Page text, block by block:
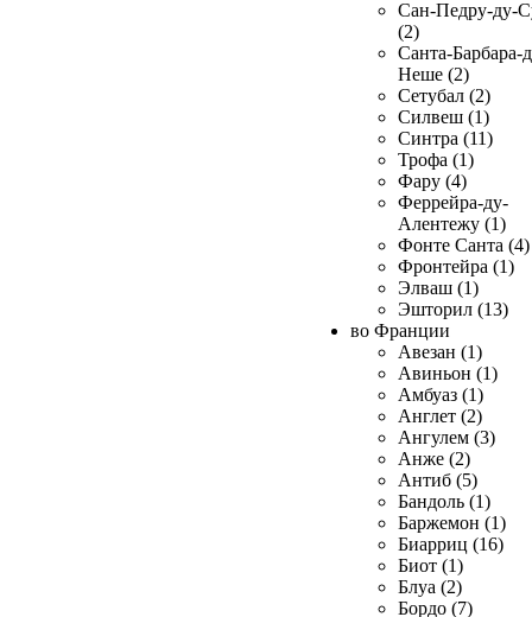
Сан-Педру-ду-
(2)
Санта-Барбара-
Неше (2)
Сетубал (2)
Силвеш (1)
Синтра (11)
Трофа (1)
Фару (4)
Феррейра-ду-
Алентежу (1)
Фонте Санта (4)
Фронтейра (1)
Элваш (1)
Эшторил (13)
во Франции
Авезан (1)
Авиньон (1)
Амбуаз (1)
Англет (2)
Ангулем (3)
Анже (2)
Антиб (5)
Бандоль (1)
Баржемон (1)
Биарриц (16)
Биот (1)
Блуа (2)
Бордо (7)